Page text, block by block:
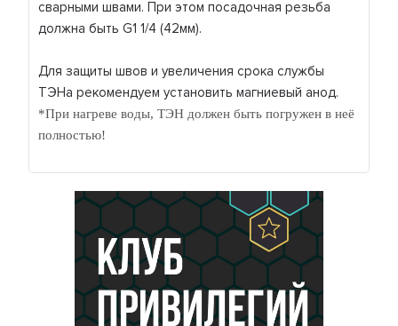
сварными швами. При этом посадочная резьба
должна быть G1 1/4 (42мм).
Для защиты швов и увеличения срока службы
ТЭНа рекомендуем установить магниевый анод.
*При нагреве воды, ТЭН должен быть погружен в неё
полностью!